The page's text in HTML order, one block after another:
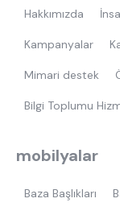
Hakkımızda
Kampanyalar
Mimari destek
Bilgi Toplumu
mobilyalar
Baza Başlıkları